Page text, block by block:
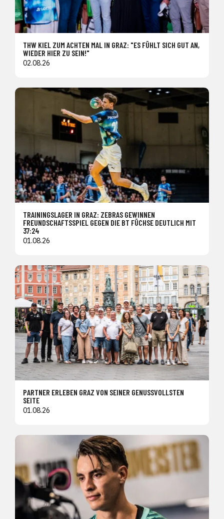
THW KIEL ZUM ACHTEN MAL IN GRAZ: "ES FÜHLT SICH GUT AN,
WIEDER HIER ZU SEIN!"
02.08.26
TRAININGSLAGER IN GRAZ: ZEBRAS GEWINNEN
FREUNDSCHAFTSSPIEL GEGEN DIE BT FÜCHSE DEUTLICH MIT
37:24
01.08.26
PARTNER ERLEBEN GRAZ VON SEINER GENUSSVOLLSTEN
SEITE
01.08.26